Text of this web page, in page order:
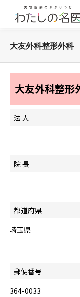
大友外科整形外科
大友外科整形
法 人
院 長
都道府県
埼玉県
郵便番号
364-0033